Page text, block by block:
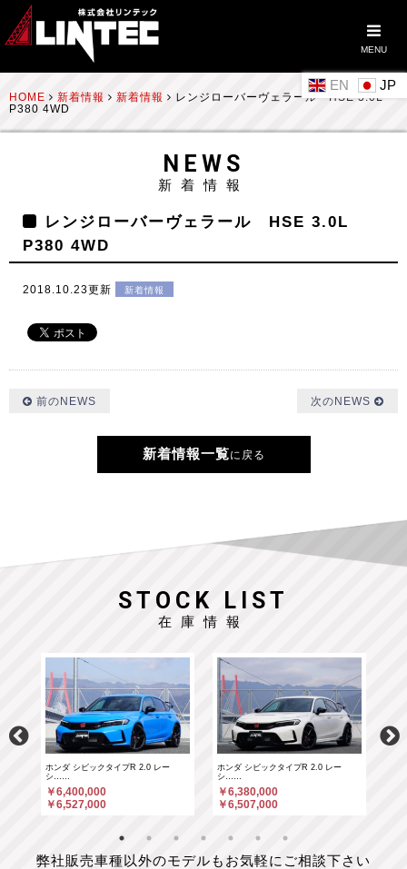
MENU
EN
HOME 新着情報 新着情報
レンジローバーヴェラール HSE 3.0L
P380 4WD
NEWS
新着情報
レンジローバーヴェラール HSE 3.0L
P380 4WD
2018.10.23更新 新着情報
前のNEWS 次のNEWS
新着情報一覧に戻る
STOCK LIST
在庫情報
ホンダ シビックタイプR 2.0 レー
シ……
￥6,400,000
￥6,527,000
ホンダ シビックタイプR 2.0 レー
シ……
￥6,380,000
￥6,507,000
弊社販売車種以外のモデルもお気軽にご相談下さい